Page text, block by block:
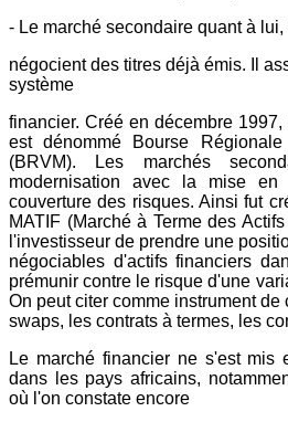
- Le marché secondaire quant à
négocient des titres déjà émis. Il
système
financier. Créé en décembre
est dénommé Bourse
(BRVM). Les marchés
modernisation avec la mise
couverture des risques. Ainsi fut
MATIF (Marché à Terme des
l'investisseur de prendre une
négociables d'actifs financiers
prémunir contre le risque d'une
On peut citer comme instrument
swaps, les contrats à termes, les
Le marché financier ne s'est mis
dans les pays africains,
où l'on constate encore